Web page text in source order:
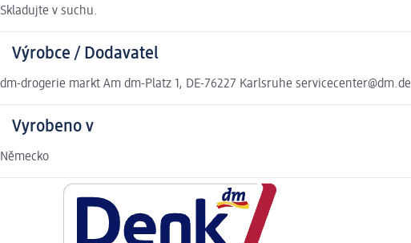
Skladujte v suchu.
Výrobce / Dodavatel
dm-drogerie markt Am dm-Platz 1, DE-76227 Karlsruhe servicecenter@dm.de
Vyrobeno v
Německo